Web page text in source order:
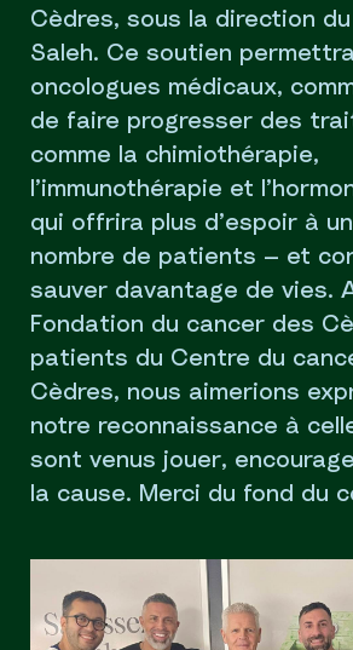
Cèdres, sous la direction du
Saleh. Ce soutien
oncologues médicaux,
de faire progresser des
comme la chimiothérapie,
l’immunothérapie et
qui offrira plus d’espoir à
nombre de patients — et
sauver davantage de vies.
Fondation du cancer des
patients du Centre du
Cèdres, nous aimerions
notre reconnaissance à
sont venus jouer,
la cause. Merci du fond du